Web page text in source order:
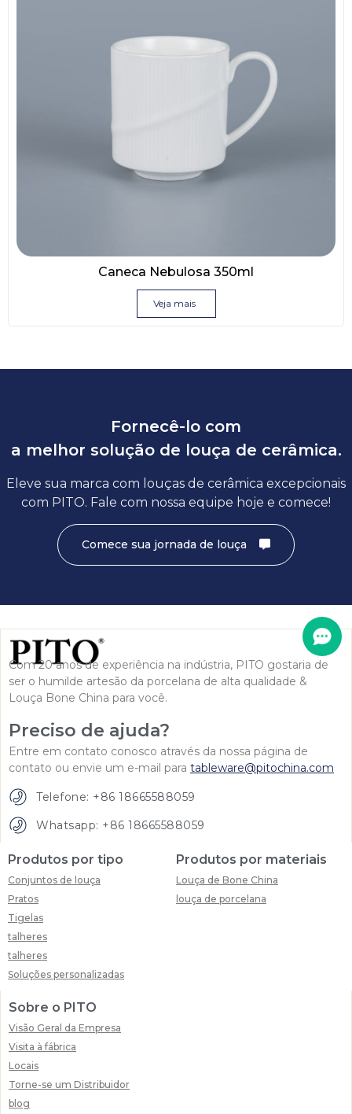
Caneca Nebulosa 350ml
Veja mais
Fornecê-lo com
a melhor solução de louça de cerâmica.
Eleve sua marca com louças de cerâmica excepcionais
com PITO. Fale com nossa equipe hoje e comece!
Comece sua jornada de louça
Com 20 anos de experiência na indústria, PITO gostaria de
ser o humilde artesão da porcelana de alta qualidade &
Louça Bone China para você.
Preciso de ajuda?
Entre em contato conosco através da nossa página de
contato ou envie um e-mail para tableware@pitochina.com
Telefone: +86 18665588059
Whatsapp: +86 18665588059
Produtos por tipo
Conjuntos de louça
Pratos
Tigelas
talheres
talheres
Soluções personalizadas
Produtos por materiais
Louça de Bone China
louça de porcelana
Sobre o PITO
Visão Geral da Empresa
Visita à fábrica
Locais
Torne-se um Distribuidor
blog